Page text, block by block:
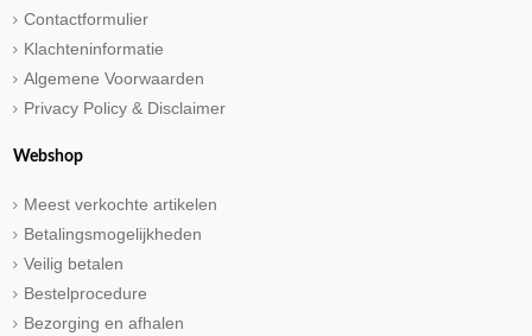
Contactformulier
Klachteninformatie
Algemene Voorwaarden
Privacy Policy & Disclaimer
Webshop
Meest verkochte artikelen
Betalingsmogelijkheden
Veilig betalen
Bestelprocedure
Bezorging en afhalen